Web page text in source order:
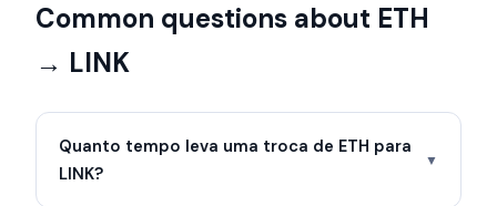
Common questions about ETH
→ LINK
Quanto tempo leva uma troca de ETH para
LINK?
▼